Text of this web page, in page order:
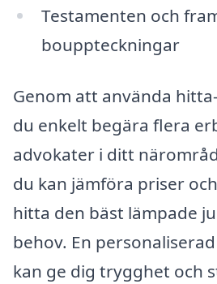
Testamenten och
bouppteckningar
Genom att använda
du enkelt begära flera
advokater i ditt
du kan jämföra priser
hitta den bäst lämpade
behov. En
kan ge dig trygghet och